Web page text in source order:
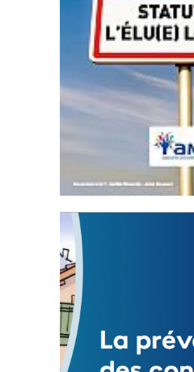
Statut de l’élu local
3 avril 2024
Mise à jour avril 2024
FEUILLETER